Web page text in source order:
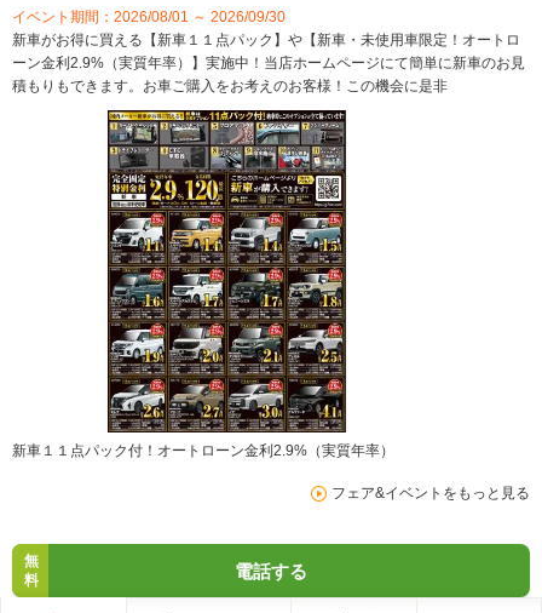
イベント期間：2026/08/01 ～ 2026/09/30
新車がお得に買える【新車１１点パック】や【新車・未使用車限定！オートロ
ーン金利2.9%（実質年率）】実施中！当店ホームページにて簡単に新車のお見
積もりもできます。お車ご購入をお考えのお客様！この機会に是非
新車１１点パック付！オートローン金利2.9%（実質年率）
フェア&イベントをもっと見る
無
料
電話する